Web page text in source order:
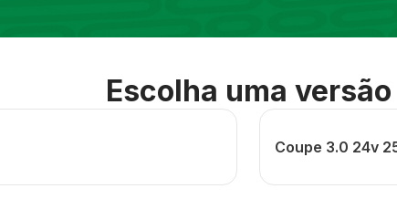
Escolha uma versão
Coupe 3.0 24v